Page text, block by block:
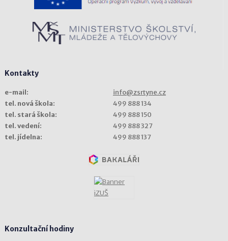
Kontakty
e-mail:
info@zsrtyne.cz
tel. nová škola:
499 888 134
tel. stará škola:
499 888 150
tel. vedení:
499 888 327
tel. jídelna:
499 888 137
Konzultační hodiny